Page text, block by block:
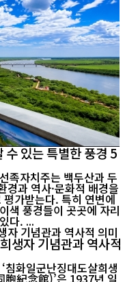
있는 특별한 풍경 5
족자치주는 백두산과 두
경과 역사·문화적 배경을
가받는다. 특히 연변에
색 풍경들이 곳곳에 자리
해 있어 국내외 관광객들의 발길을 끌고 있다. ...
생자 기념관과 역사적
화일군난징대도살희생